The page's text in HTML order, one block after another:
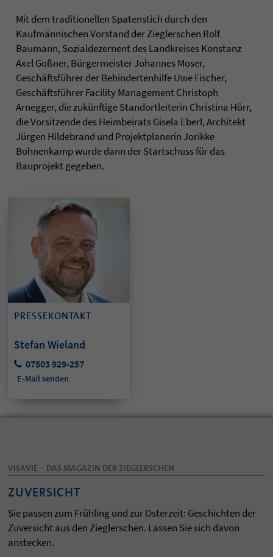
Mit dem traditionellen Spatenstich durch den
Kaufmännischen Vorstand der Zieglerschen Rolf
Baumann, Sozialdezernent des Landkreises Konstanz
Axel Goßner, Bürgermeister Johannes Moser,
Geschäftsführer der Behindertenhilfe Uwe Fischer,
Geschäftsführer Facility Management Christoph
Arnegger, die zukünftige Standortleiterin Christina Hörr,
die Vorsitzende des Heimbeirats Gisela Eberl, Architekt
Jürgen Hildebrand und Projektplanerin Jorikke
Bohnenkamp wurde dann der Startschuss für das
Bauprojekt gegeben.
PRESSEKONTAKT
Stefan Wieland
07503 929-257
E-Mail senden
VISAVIE – DAS MAGAZIN DER ZIEGLERSCHEN
ZUVERSICHT
Sie passen zum Frühling und zur Osterzeit: Geschichten der
Zuversicht aus den Zieglerschen. Lassen Sie sich davon
anstecken.